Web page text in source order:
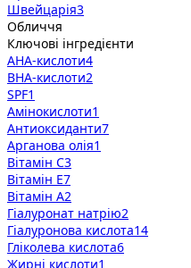
Швейцарія3
Обличчя
Ключові інгредієнти
AHA-кислоти4
BHA-кислоти2
SPF1
Амінокислоти1
Антиоксиданти7
Арганова олія1
Вітамін C3
Вітамін E7
Вітамін А2
Гіалуронат натрію2
Гіалуронова кислота14
Гліколева кислота6
Жирні кислоти1